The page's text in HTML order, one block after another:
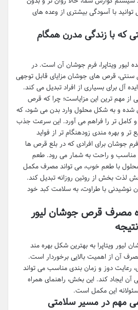
با آسودگی بیشتری از وعده های
که با زندگی مدرن همگام
لیور ویتاپرا، فرم جوشان آن است. در
سنتی، قرص های جوشان مزایای قابل توجهی
آل برای بسیاری از افراد تبدیل می کند.
از مهم ترین این مزایاست؛ چرا که قرص
و به شکل محلول وارد بدن می شود، که
کامل تر را فراهم می آورد. این سرعت جذب
و بهره مندی زودهنگام تر از فواید
جوشان برای افرادی که در بلع قرص ها
مناسب و راحت به شمار می رود. طعم
با طعم خوب، می تواند مصرف مکمل
لذت بخش از روتین روزانه تبدیل کند.
نوشیدنی با طراوت، به سلامت کبد خود
مصرف قرص جوشان لیور
لیور ویتاپرا به بهترین شکل بهره مند
آن از اهمیت بالایی برخوردار است.
رعایت دوز و زمان بندی مناسب می تواند
ایجاد کند. این بخش، راهنمای همراه
این مکمل است.
مهم در مسیر سلامتی